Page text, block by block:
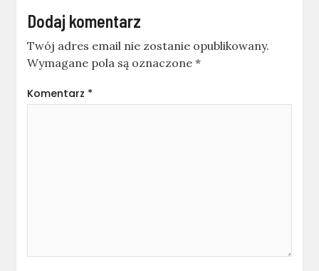
Dodaj komentarz
Twój adres email nie zostanie opublikowany.
Wymagane pola są oznaczone*
Komentarz *